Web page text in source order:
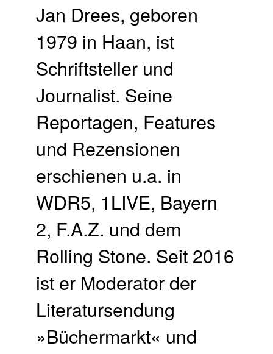
Jan Drees, geboren
1979 in Haan, ist
Schriftsteller und
Journalist. Seine
Reportagen, Features
und Rezensionen
erschienen u.a. in
WDR5, 1LIVE, Bayern
2, F.A.Z. und dem
Rolling Stone. Seit 2016
ist er Moderator der
Literatursendung
»Büchermarkt« und